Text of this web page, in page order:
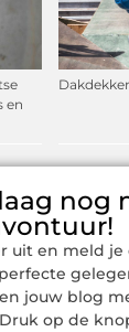
en
nog
uit en meld je
jouw blog
op de